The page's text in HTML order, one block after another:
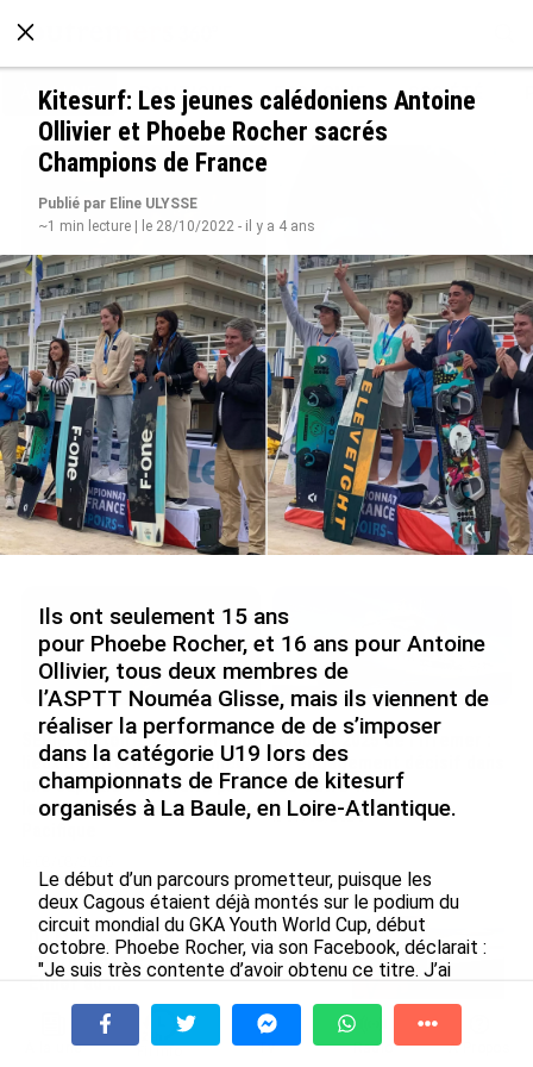
À LA UNE POLITIQUE ECONOMIE SOCIÉTÉ
Grandes figures des Outre-mer : Jane et
Paulette Nardal, les sœurs martiniquaises au
cœur du mouvement de la négritude
le 09/08/2026
SÉRIE. Histoire des chefs-
lieux d’Outre-mer : Nouméa,
une capitale construite par
le bagne, le nickel et le
Rapport 2025 de l’Ifremer :
un engagement décisif dans
les Outre-mer
le 07/08/2026
De Messi à Trump : l’expérience
internationale du Martiniquais Benoît
Etinof au ...
le 07/08/2026
À la une Tv Radio A Propos
Kitesurf: Les jeunes calédoniens Antoine
Ollivier et Phoebe Rocher sacrés
Champions de France
Publié par Eline ULYSSE
~1 min lecture | le 28/10/2022 - il y a 4 ans
Ils ont seulement 15 ans
pour Phoebe Rocher, et 16 ans pour Antoine
Ollivier, tous deux membres de
l’ASPTT Nouméa Glisse, mais ils viennent de
réaliser la performance de de s’imposer
dans la catégorie U19 lors des
championnats de France de kitesurf
organisés à La Baule, en Loire-Atlantique.
Le début d’un parcours prometteur, puisque les
deux Cagous étaient déjà montés sur le podium du
circuit mondial du GKA Youth World Cup, début
octobre. Phoebe Rocher, via son Facebook, déclarait :
"Je suis très contente d’avoir obtenu ce titre. J’ai
saison. Il est temps de rentrer en Calédonie pour
s’entraîner encore plus fort".